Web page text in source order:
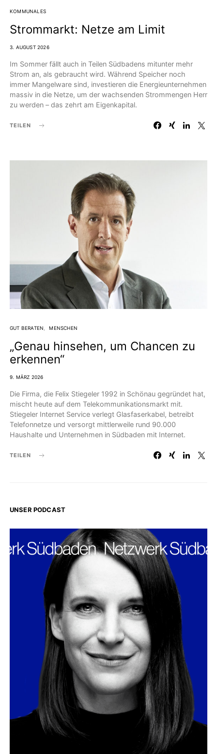
KOMMUNALES
Strommarkt: Netze am Limit
3. AUGUST 2026
Im Sommer fällt auch in Teilen Südbadens mitunter mehr
Strom an, als gebraucht wird. Während Speicher noch
immer Mangelware sind, investieren die Energieunternehmen
massiv in die Netze, um der wachsenden Strommengen Herr
zu werden – das zehrt am Eigenkapital.
TEILEN
GUT BERATEN MENSCHEN
„Genau hinsehen, um Chancen zu
erkennen“
9. MÄRZ 2026
Die Firma, die Felix Stiegeler 1992 in Schönau gegründet hat,
mischt heute auf dem Telekommunikationsmarkt mit.
Stiegeler Internet Service verlegt Glasfaserkabel, betreibt
Telefonnetze und versorgt mittlerweile rund 90.000
Haushalte und Unternehmen in Südbaden mit Internet.
TEILEN
UNSER PODCAST